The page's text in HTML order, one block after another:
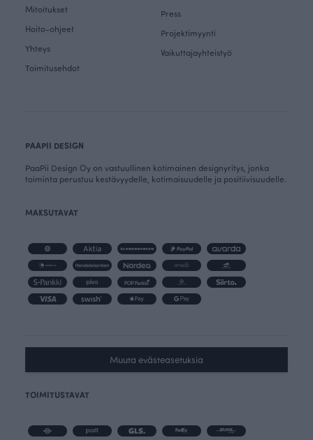
Mitoitukset
Hoito-ohjeet
Yhteys
Toimitusehdot
Press
Projektimyynti
Vaikuttajayhteistyö
PAAPII DESIGN
PaaPii Design Oy on vastuullinen kotimainen designyritys, jonka
toiminta perustuu kestävyydelle, kotimaisuudelle ja positiivisuudelle.
MAKSUTAVAT
Muuta evästeasetuksia
TOIMITUSTAVAT